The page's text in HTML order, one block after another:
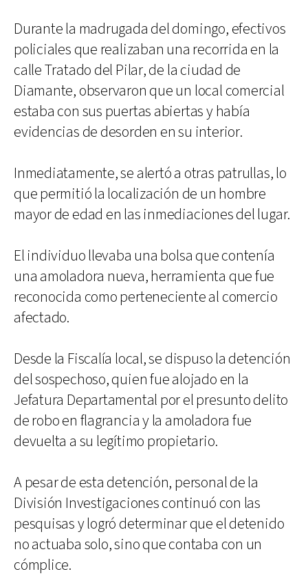
Durante la madrugada del domingo, efectivos
policiales que realizaban una recorrida en la
calle Tratado del Pilar, de la ciudad de
Diamante, observaron que un local comercial
estaba con sus puertas abiertas y había
evidencias de desorden en su interior.
Inmediatamente, se alertó a otras patrullas, lo
que permitió la localización de un hombre
mayor de edad en las inmediaciones del lugar.
El individuo llevaba una bolsa que contenía
una amoladora nueva, herramienta que fue
reconocida como perteneciente al comercio
afectado.
Desde la Fiscalía local, se dispuso la detención
del sospechoso, quien fue alojado en la
Jefatura Departamental por el presunto delito
de robo en flagrancia y la amoladora fue
devuelta a su legítimo propietario.
A pesar de esta detención, personal de la
División Investigaciones continuó con las
pesquisas y logró determinar que el detenido
no actuaba solo, sino que contaba con un
cómplice.